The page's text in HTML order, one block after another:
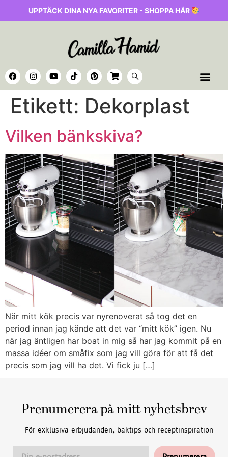
UPPTÄCK DINA NYA FAVORITER - SHOPPA HÄR
Etikett: Dekorplast
Vilken bänkskiva?
När mitt kök precis var nyrenoverat så tog det en
period innan jag kände att det var “mitt kök” igen. Nu
när jag äntligen har boat in mig så har jag kommit på en
massa idéer om småfix som jag vill göra för att få det
precis som jag vill ha det. Vi fick ju […]
Prenumerera på mitt nyhetsbrev
För exklusiva erbjudanden, baktips och receptinspiration